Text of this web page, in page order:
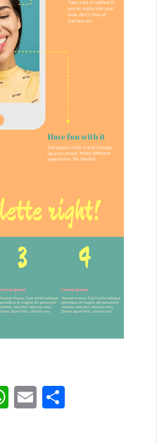
WhatsApp
Email